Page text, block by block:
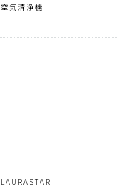
空気清浄機
LAURASTAR